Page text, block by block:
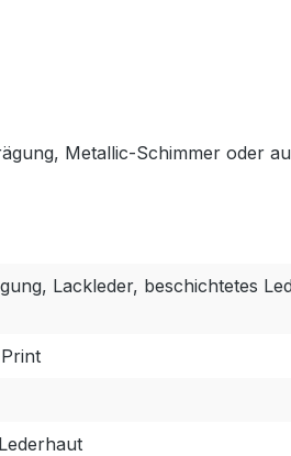
Metallic-Schimmer oder
Lackleder, beschichtetes